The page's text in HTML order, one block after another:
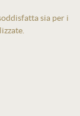
sia per i